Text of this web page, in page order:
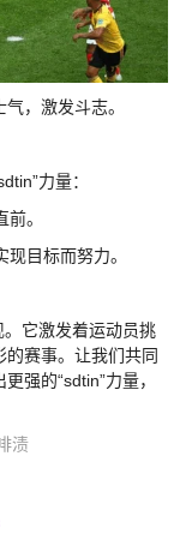
，激发斗志。
力量：
。
目标而努力。
。它激发着运动员挑
赛事。让我们共同
强的“sdtin”力量，
渍